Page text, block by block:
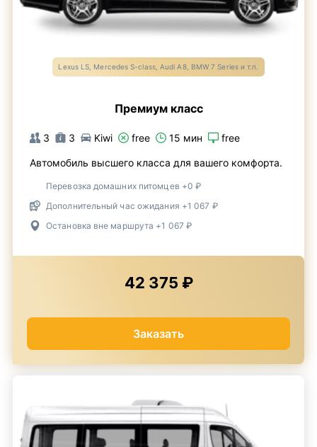
Lexus LS, Mercedes S-class, Audi A8, BMW 7 Series и т.п.
Премиум класс
3 3 Kiwi free 15 мин free
Автомобиль высшего класса для вашего комфорта.
Перевозка домашних питомцев +0 ₽
Дополнительный час ожидания +1 067 ₽
Остановка вне маршрута +1 067 ₽
42 375 ₽
Заказать